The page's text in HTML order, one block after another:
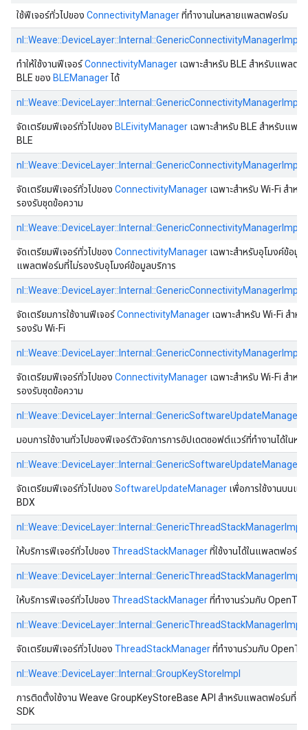
ใช้ฟีเจอร์ทั่วไปของ ConnectivityManagerที่ทํางานในหลายแพลตฟอร์ม
ทําให้ใช้งานฟีเจอร์ConnectivityManager เฉพาะสําหรับ BLE สําหรับแพลตฟ
BLE ของ BLEManager ได้
จัดเตรียมฟีเจอร์ทั่วไปของ BLEivityManager เฉพาะสําหรับ BLE สําหรับแพ
BLE
จัดเตรียมฟีเจอร์ทั่วไปของ ConnectivityManager เฉพาะสําหรับ Wi-Fi สําห
รองรับชุดข้อความ
จัดเตรียมฟีเจอร์ทั่วไปของ ConnectivityManager เฉพาะสําหรับอุโมงค์ข้อมูล
แพลตฟอร์มที่ไม่รองรับอุโมงค์ข้อมูลบริการ
จัดเตรียมการใช้งานฟีเจอร์ConnectivityManager เฉพาะสําหรับ Wi-Fi สํา
รองรับ Wi-Fi
จัดเตรียมฟีเจอร์ทั่วไปของ ConnectivityManager เฉพาะสําหรับ Wi-Fi สําห
รองรับชุดข้อความ
มอบการใช้งานทั่วไปของฟีเจอร์ตัวจัดการการอัปเดตซอฟต์แวร์ที่ทํางานได้ในห
จัดเตรียมฟีเจอร์ทั่วไปของ SoftwareUpdateManager เพื่อการใช้งานบนแ
BDX
ให้บริการฟีเจอร์ทั่วไปของ ThreadStackManagerที่ใช้งานได้ในแพลตฟอร์ม
ให้บริการฟีเจอร์ทั่วไปของ ThreadStackManagerที่ทํางานร่วมกับ
จัดเตรียมฟีเจอร์ทั่วไปของ ThreadStackManagerที่ทํางานร่วมกับ
nl::Weave::DeviceLayer::Internal::GroupKeyStoreImpl
การติดตั้งใช้งาน Weave GroupKeyStoreBase API สําหรับแพลตฟอร์มที่อิ
SDK